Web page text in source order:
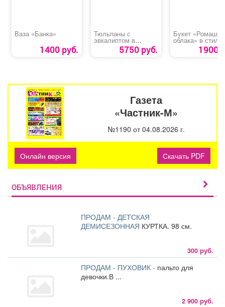
Ваза «Банка»
1400 руб.
Тюльпаны с
эвкалиптом в
5750 руб.
Букет
облака» в
зефирной1900
Газета
«Частник-М»
№1190 от 04.08.2026 г.
Онлайн версия Скачать PDF
ОБЪЯВЛЕНИЯ
ПРОДАМ - ДЕТСКАЯ
ДЕМИСЕЗОННАЯ КУРТКА. 98 см.
300 руб.
ПРОДАМ - ПУХОВИК - пальто для
девочки.В ...
2 900 руб.